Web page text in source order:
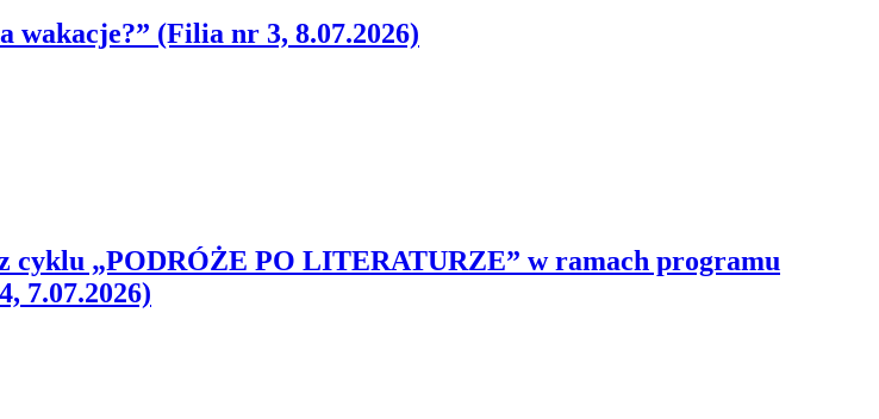
wakacje?” (Filia nr 3, 8.07.2026)
cyklu „PODRÓŻE PO LITERATURZE” w ramach programu
7.07.2026)